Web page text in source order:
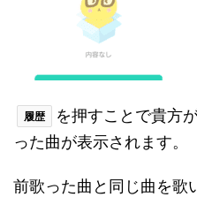
履歴
を押すことで貴方
った曲が表示されます。
前歌った曲と同じ曲を歌